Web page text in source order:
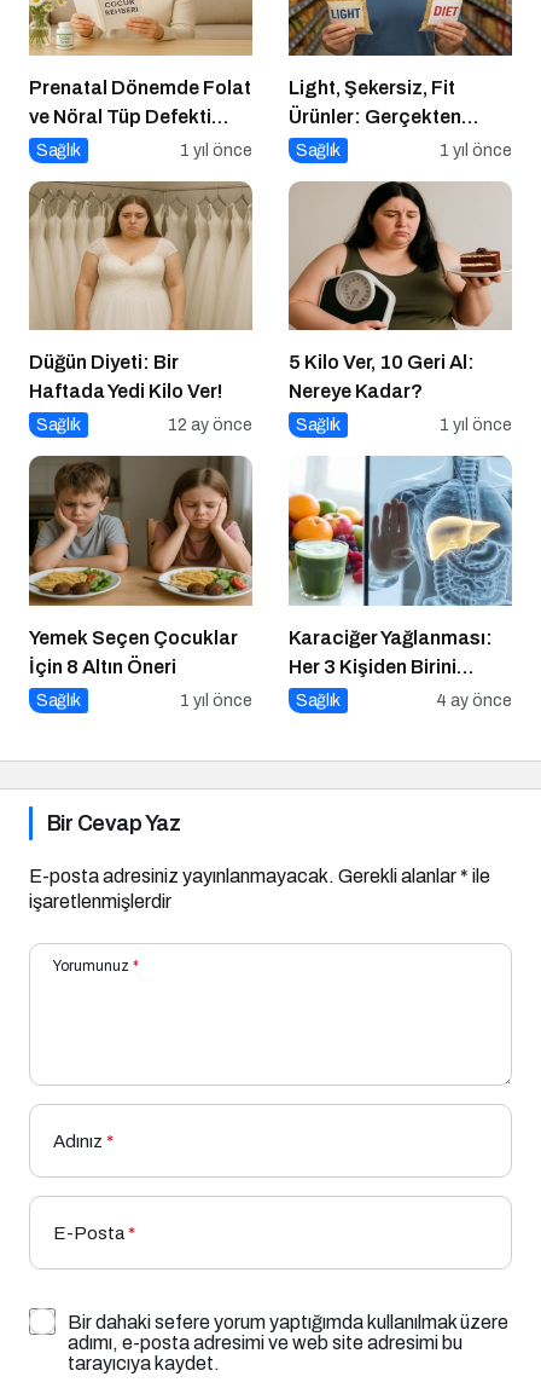
Prenatal Dönemde Folat
ve Nöral Tüp Defekti
İlişkisi
Sağlık 1 yıl önce
Light, Şekersiz, Fit
Ürünler: Gerçekten
Daha Sağlıklı mı?
Sağlık 1 yıl önce
Düğün Diyeti: Bir
Haftada Yedi Kilo Ver!
Sağlık 12 ay önce
5 Kilo Ver, 10 Geri Al:
Nereye Kadar?
Sağlık 1 yıl önce
Yemek Seçen Çocuklar
İçin 8 Altın Öneri
Sağlık 1 yıl önce
Karaciğer Yağlanması:
Her 3 Kişiden Birini
Tehdit Eden “Sessiz”
Sağlık 4 ay önce
Bir Cevap Yaz
E-posta adresiniz yayınlanmayacak. Gerekli alanlar* ile
işaretlenmişlerdir
Yorumunuz *
Adınız *
E-Posta*
Bir dahaki sefere yorum yaptığımda kullanılmak üzere
adımı, e-posta adresimi ve web site adresimi bu
tarayıcıya kaydet.